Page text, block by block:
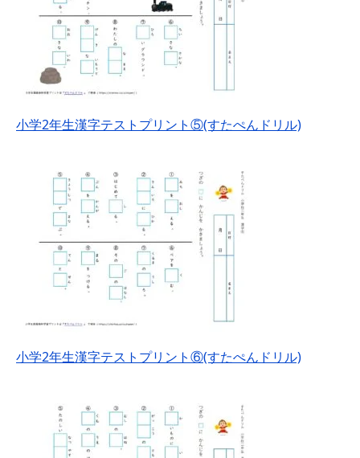
小学2年生漢字テストプリント⑤(すたぺんドリル)
小学2年生漢字テストプリント⑥(すたぺんドリル)